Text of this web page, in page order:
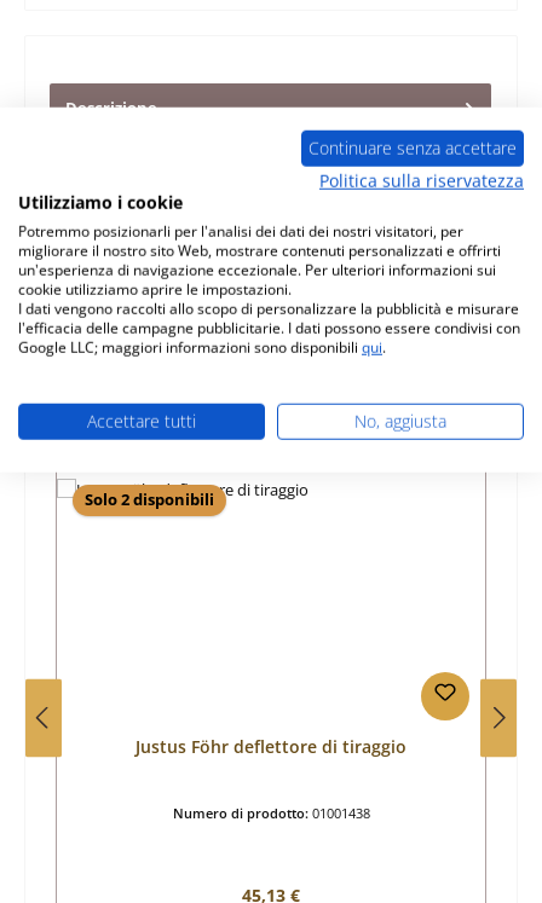
Descrizione
originale chiusura per sportello focolare per stufa a legna
Justus Föhr Il produttore ha interrotto la produzione di
Caratteristiche
Informazioni sulla sicurezza dei prodotti
Solo 2 disponibili
Justus Föhr deflettore di tiraggio
Numero di prodotto: 01001438
Prezzo normale:
45,13 €
Continuare senza accettare
Politica sulla riservatezza
Utilizziamo i cookie
Potremmo posizionarli per l'analisi dei dati dei nostri visitatori, per
migliorare il nostro sito Web, mostrare contenuti personalizzati e offrirti
un'esperienza di navigazione eccezionale. Per ulteriori informazioni sui
cookie utilizziamo aprire le impostazioni.
I dati vengono raccolti allo scopo di personalizzare la pubblicità e misurare
l'efficacia delle campagne pubblicitarie. I dati possono essere condivisi con
Google LLC; maggiori informazioni sono disponibili qui.
Accettare tutti No, aggiusta